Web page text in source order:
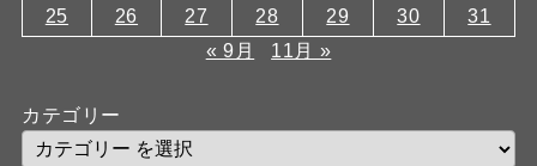
25
26 27 28 29 30
31
« 9月
11月 »
カテゴリー